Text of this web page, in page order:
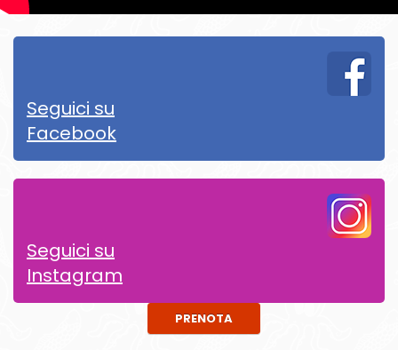
Seguici su
Facebook
Seguici su
Instagram
PRENOTA